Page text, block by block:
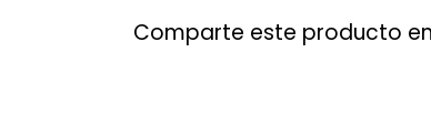
Comparte este producto